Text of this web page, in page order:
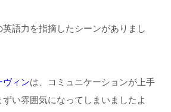
英語力を指摘したシーンがありまし
ヴィンは、コミュニケーションが上手
ずい雰囲気になってしまいましたよ